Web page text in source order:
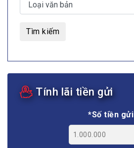
Tìm kiếm
Tính lãi tiền gửi
*Số tiền gửi